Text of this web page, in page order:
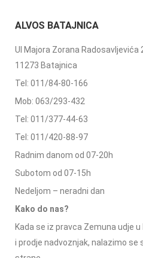
ALVOS BATAJNICA
Ul Majora Zorana Radosavljevića
11273 Batajnica
Tel: 011/84-80-166
Mob: 063/293-432
Tel: 011/377-44-63
Tel: 011/420-88-97
Radnim danom od 07-20h
Subotom od 07-15h
Nedeljom – neradni dan
Kako do nas?
Kada se iz pravca Zemuna udje
i prodje nadvoznjak, nalazimo se